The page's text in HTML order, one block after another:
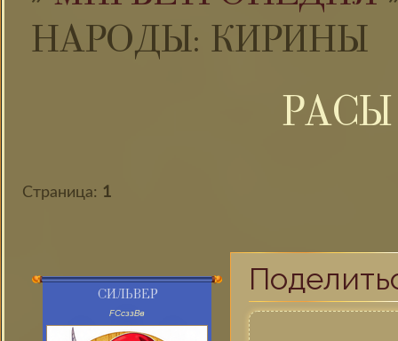
НАРОДЫ: КИРИНЫ
Страница: 1
СИЛЬВЕР
FСсззВв